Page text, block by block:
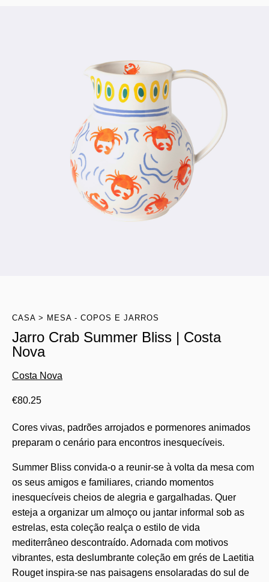
CASA MESA - COPOS E JARROS
Jarro Crab Summer Bliss | Costa
Nova
Costa Nova
€80.25
Cores vivas, padrões arrojados e pormenores animados
preparam o cenário para encontros inesquecíveis.
Summer Bliss convida-o a reunir-se à volta da mesa com
os seus amigos e familiares, criando momentos
inesquecíveis cheios de alegria e gargalhadas. Quer
esteja a organizar um almoço ou jantar informal sob as
estrelas, esta coleção realça o estilo de vida
mediterrâneo descontraído. Adornada com motivos
vibrantes, esta deslumbrante coleção em grés de Laetitia
Rouget inspira-se nas paisagens ensolaradas do sul de